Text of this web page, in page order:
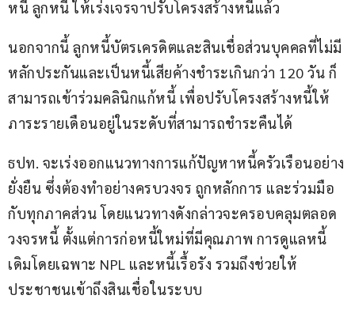
หนี้ ลูกหนี้ ให้เร่งเจรจาปรับโครงสร้างหนี้แล้ว
นอกจากนี้ ลูกหนี้บัตรเครดิตและสินเชื่อส่วนบุคคลที่ไม่มี
หลักประกันและเป็นหนี้เสียค้างชำระเกินกว่า 120 วัน ก็
สามารถเข้าร่วมคลินิกแก้หนี้ เพื่อปรับโครงสร้างหนี้ให้
ภาระรายเดือนอยู่ในระดับที่สามารถชำระคืนได้
ธปท. จะเร่งออกแนวทางการแก้ปัญหาหนี้ครัวเรือนอย่าง
ยั่งยืน ซึ่งต้องทำอย่างครบวงจร ถูกหลักการ และร่วมมือ
กับทุกภาคส่วน โดยแนวทางดังกล่าวจะครอบคลุมตลอด
วงจรหนี้ ตั้งแต่การก่อหนี้ใหม่ที่มีคุณภาพ การดูแลหนี้
เดิมโดยเฉพาะ NPL และหนี้เรื้อรัง รวมถึงช่วยให้
ประชาชนเข้าถึงสินเชื่อในระบบ